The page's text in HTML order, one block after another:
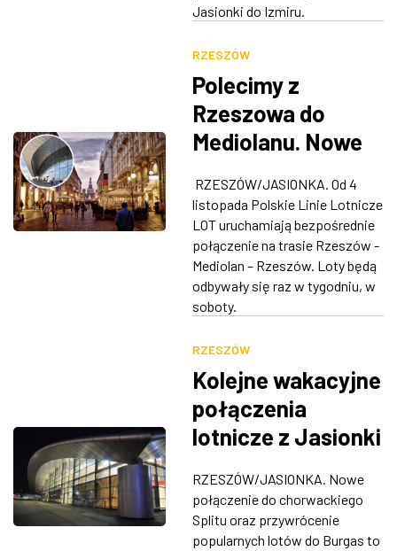
Jasionki do Izmiru.
RZESZÓW
Polecimy z
Rzeszowa do
Mediolanu. Nowe
listopada
RZESZÓW/JASIONKA. Od 4
listopada Polskie Linie Lotnicze
LOT uruchamiają bezpośrednie
połączenie na trasie Rzeszów -
Mediolan – Rzeszów. Loty będą
odbywały się raz w tygodniu, w
soboty.
RZESZÓW
Kolejne wakacyjne
połączenia
lotnicze z Jasionki
RZESZÓW/JASIONKA. Nowe
połączenie do chorwackiego
Splitu oraz przywrócenie
popularnych lotów do Burgas to